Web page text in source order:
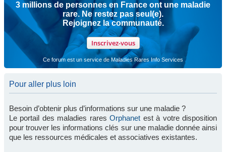
3 millions de personnes en France ont une maladie
rare. Ne restez pas seul(e).
Rejoignez la communauté.
Inscrivez-vous
Ce forum est un service de Maladies Rares Info Services
Pour aller plus loin
Besoin d’obtenir plus d’informations sur une maladie ?
Le portail des maladies raresOrphanet est à votre disposition
pour trouver les informations clés sur une maladie donnée ainsi
que les ressources médicales et associatives existantes.